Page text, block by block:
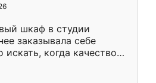
шкаф в студии
заказывала себе
искать, когда качеством
кухня уже почти
нет.